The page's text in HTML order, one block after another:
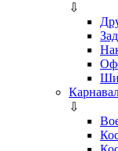
⇩
⇩